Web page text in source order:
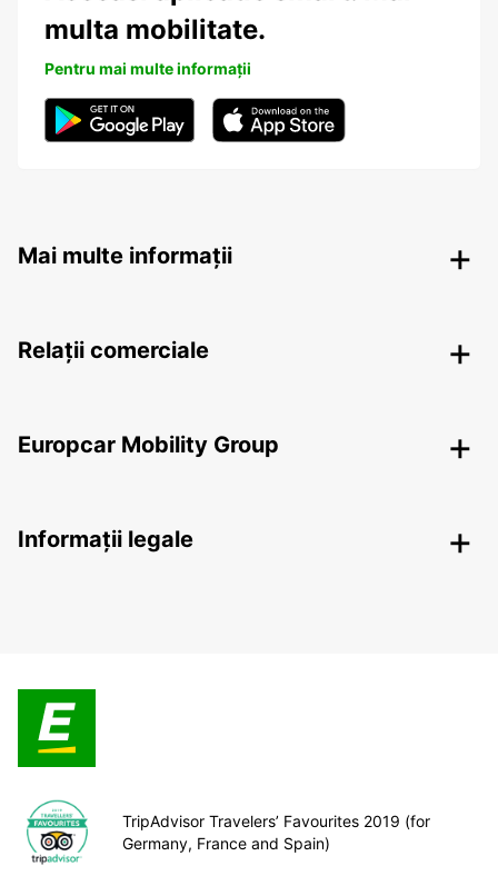
multa mobilitate.
Pentru mai multe informații
Mai multe informații
Relații comerciale
Europcar Mobility Group
Informații legale
TripAdvisor Travelers’ Favourites 2019 (for
Germany, France and Spain)